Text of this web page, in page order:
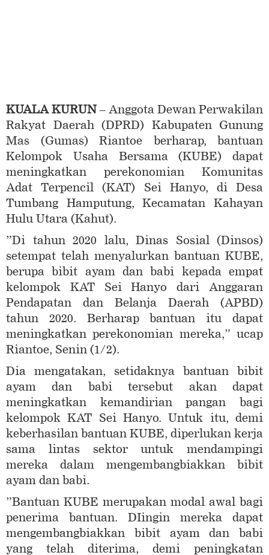
KUALA KURUN – Anggota Dewan Perwakilan
Rakyat Daerah (DPRD) Kabupaten Gunung
Mas (Gumas) Riantoe berharap, bantuan
Kelompok Usaha Bersama (KUBE) dapat
meningkatkan perekonomian Komunitas
Adat Terpencil (KAT) Sei Hanyo, di Desa
Tumbang Hamputung, Kecamatan Kahayan
Hulu Utara (Kahut).
”Di tahun 2020 lalu, Dinas Sosial (Dinsos)
setempat telah menyalurkan bantuan KUBE,
berupa bibit ayam dan babi kepada empat
kelompok KAT Sei Hanyo dari Anggaran
Pendapatan dan Belanja Daerah (APBD)
tahun 2020. Berharap bantuan itu dapat
meningkatkan perekonomian mereka,” ucap
Riantoe, Senin (1/2).
Dia mengatakan, setidaknya bantuan bibit
ayam dan babi tersebut akan dapat
meningkatkan kemandirian pangan bagi
kelompok KAT Sei Hanyo. Untuk itu, demi
keberhasilan bantuan KUBE, diperlukan kerja
sama lintas sektor untuk mendampingi
mereka dalam mengembangbiakkan bibit
ayam dan babi.
”Bantuan KUBE merupakan modal awal bagi
penerima bantuan. DIingin mereka dapat
mengembangbiakkan bibit ayam dan babi
yang telah diterima, demi peningkatan